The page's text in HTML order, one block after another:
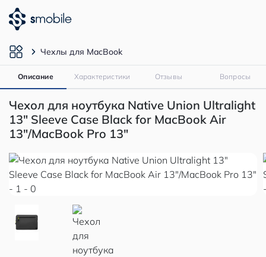
Чехлы для MacBook
Описание Характеристики Отзывы Вопросы
Чехол для ноутбука Native Union Ultralight
13" Sleeve Case Black for MacBook Air
13"/MacBook Pro 13"